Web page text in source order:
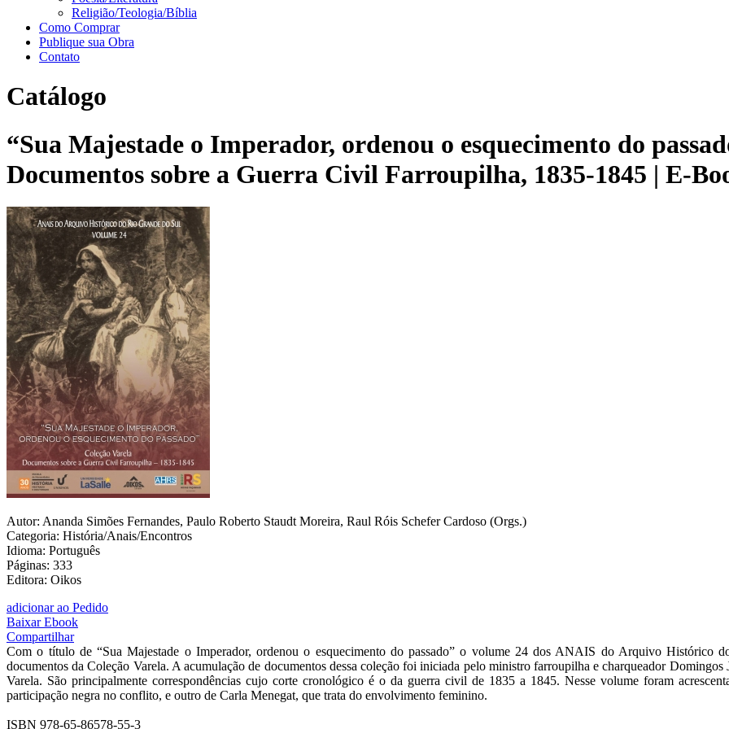
Religião/Teologia/Bíblia
Como Comprar
Publique sua Obra
Contato
Catálogo
“Sua Majestade o Imperador, ordenou o esquecimento do
Documentos sobre a Guerra Civil Farroupilha, 1835-1845 | E-
Autor: Ananda Simões Fernandes, Paulo Roberto Staudt Moreira, Raul Róis Schefer Cardoso (Orgs.)
Categoria: História/Anais/Encontros
Idioma: Português
Páginas: 333
Editora: Oikos
adicionar ao Pedido
Baixar Ebook
Compartilhar
Com o título de “Sua Majestade o Imperador, ordenou o esquecimento do passado” o volume 24 dos ANAIS do Arquivo Histórico
documentos da Coleção Varela. A acumulação de documentos dessa coleção foi iniciada pelo ministro farroupilha e charqueador
Varela. São principalmente correspondências cujo corte cronológico é o da guerra civil de 1835 a 1845. Nesse volume foram
participação negra no conflito, e outro de Carla Menegat, que trata do envolvimento feminino.
ISBN 978-65-86578-55-3